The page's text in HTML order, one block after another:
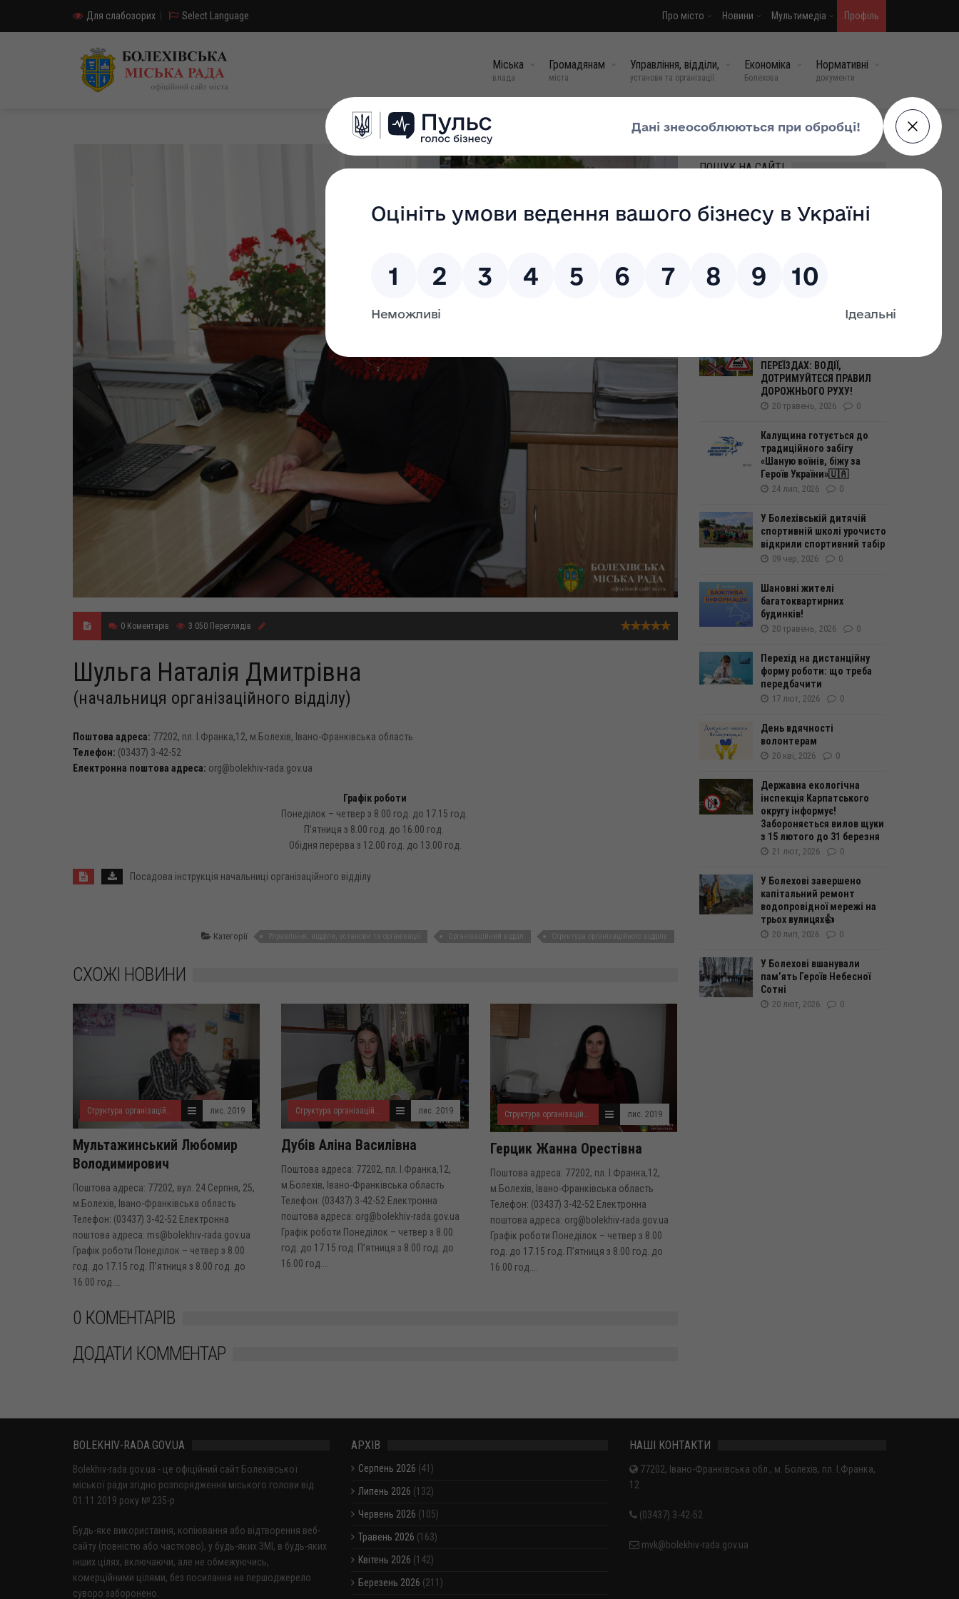
Для слабозорих Select Language Про місто Новини Мультимедіа Профіль
Міська
влада
Громадянам
міста
Управління, відділи,
установи та організації
Економіка
Болехова
Нормативні
документи
0 Коментарів 3 050 Переглядів
Шульга Наталія Дмитрівна
(начальниця організаційного відділу)
Поштова адреса: 77202, пл. І.Франка,12, м.Болехів, Івано-Франківська область
Телефон: (03437) 3-42-52
Електронна поштова адреса: org@bolekhiv-rada.gov.ua
Графік роботи
Понеділок – четвер з 8.00 год. до 17.15 год.
П’ятниця з 8.00 год. до 16.00 год.
Обідня перерва з 12.00 год. до 13.00 год.
Посадова інструкція начальниці організаційного відділу
Категорії Управління, відділи, установи та організації Організаційний відділ Структура організаційного відділу
СХОЖІ НОВИНИ
Структура організаційного відділу лис. 2019
Мультажинський Любомир
Володимирович
Поштова адреса: 77202, вул. 24 Серпня, 25,
м.Болехів, Івано-Франківська область
Телефон: (03437) 3-42-52 Електронна
поштова адреса: ms@bolekhiv-rada.gov.ua
Графік роботи Понеділок – четвер з 8.00
год. до 17.15 год. П’ятниця з 8.00 год. до
16.00 год....
Структура організаційного відділу лис. 2019
Дубів Аліна Василівна
Поштова адреса: 77202, пл. І.Франка,12,
м.Болехів, Івано-Франківська область
Телефон: (03437) 3-42-52 Електронна
поштова адреса: org@bolekhiv-rada.gov.ua
Графік роботи Понеділок – четвер з 8.00
год. до 17.15 год. П’ятниця з 8.00 год. до
16.00 год....
Структура організаційного відділу лис. 2019
Герцик Жанна Орестівна
Поштова адреса: 77202, пл. І.Франка,12,
м.Болехів, Івано-Франківська область
Телефон: (03437) 3-42-52 Електронна
поштова адреса: org@bolekhiv-rada.gov.ua
Графік роботи Понеділок – четвер з 8.00
год. до 17.15 год. П’ятниця з 8.00 год. до
16.00 год....
0 КОМЕНТАРІВ
ДОДАТИ КОММЕНТАР
МИ У СОЦМЕРЕЖАХ
ПОШУК НА САЙТІ
генератора на
підприємстві: кого можна
навчання провести
ПЕРЕЇЗДАХ: ВОДІЇ,
ДОТРИМУЙТЕСЯ ПРАВИЛ
ДОРОЖНЬОГО РУХУ!
20 травень, 2026 0
Калущина готується до
традиційного забігу
«Шаную воїнів, біжу за
Героїв України»🇺🇦
24 лип, 2026 0
У Болехівській дитячій
спортивній школі урочисто
відкрили спортивний табір
09 чер, 2026 0
Шановні жителі
багатоквартирних
будинків!
20 травень, 2026 0
Перехід на дистанційну
форму роботи: що треба
передбачити
17 лют, 2026 0
День вдячності
волонтерам
20 кві, 2026 0
Державна екологічна
інспекція Карпатського
округу інформує!
Забороняється вилов щуки
з 15 лютого до 31 березня
21 лют, 2026 0
У Болехові завершено
капітальний ремонт
водопровідної мережі на
трьох вулицях👍
20 лип, 2026 0
У Болехові вшанували
пам’ять Героїв Небесної
Сотні
20 лют, 2026 0
BOLEKHIV-RADA.GOV.UA
Bolekhiv-rada.gov.ua - це офіційний сайт Болехівської
міської ради згідно розпорядження міського голови від
01.11.2019 року № 235-р
Будь-яке використання, копіювання або відтворення веб-
сайту (повністю або частково), у будь-яких ЗМІ, в будь-яких
інших цілях, включаючи, але не обмежуючись,
комерційними цілями, без посилання на першоджерело
суворо заборонено.
АРХІВ
Серпень 2026 (41)
Липень 2026 (132)
Червень 2026 (105)
Травень 2026 (163)
Квітень 2026 (142)
Березень 2026 (211)
НАШІ КОНТАКТИ
77202, Івано-Франківська обл., м. Болехів, пл. І.Франка,
12
(03437) 3-42-52
mvk@bolekhiv-rada.gov.ua